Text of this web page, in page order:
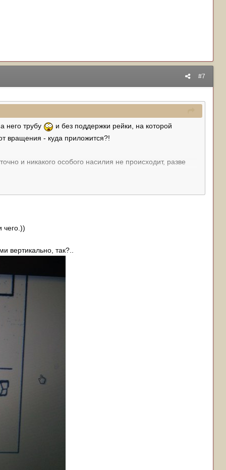
#7
него трубу
и без поддержки рейки, на которой
вращения - куда приложится?!
и никакого особого насилия не происходит, разве
х суть такая же примерно и там именно задний
рычаги расходятся, ссно меняется схождение
чего.))
вертикально, так?..